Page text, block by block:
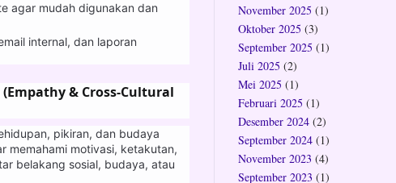
agar mudah digunakan dan
internal, dan laporan
& Cross-Cultural
pikiran, dan budaya
memahami motivasi, ketakutan,
belakang sosial, budaya, atau
November 2025 (1)
Oktober 2025 (3)
September 2025 (1)
Juli 2025 (2)
Mei 2025 (1)
Februari 2025 (1)
Desember 2024 (2)
September 2024 (1)
November 2023 (4)
September 2023 (1)